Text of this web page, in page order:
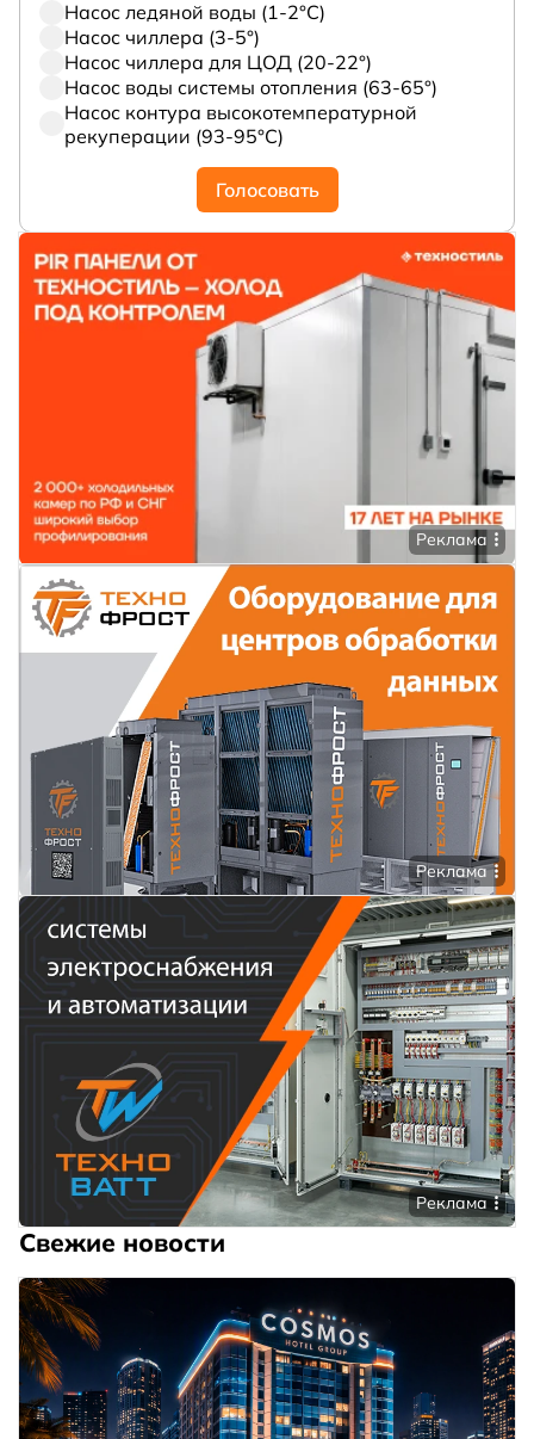
Насос ледяной воды (1-2°С)
Насос чиллера (3-5°)
Насос чиллера для ЦОД (20-22°)
Насос воды системы отопления (63-65°)
Насос контура высокотемпературной
рекуперации (93-95°С)
Голосовать
Реклама
Реклама
Реклама
Свежие новости